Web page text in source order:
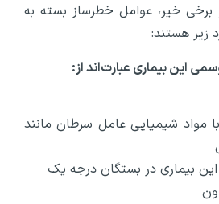
خیر، عوامل خطرساز بسته به
زیر هستند:
این بیماری عبارت‌اند از:
مواد شیمیایی عامل سرطان مانند
بیماری در بستگان درجه یک